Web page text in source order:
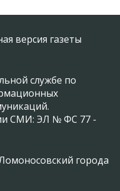
версия газеты
службе по
СМИ: ЭЛ № ФС 77 -
города